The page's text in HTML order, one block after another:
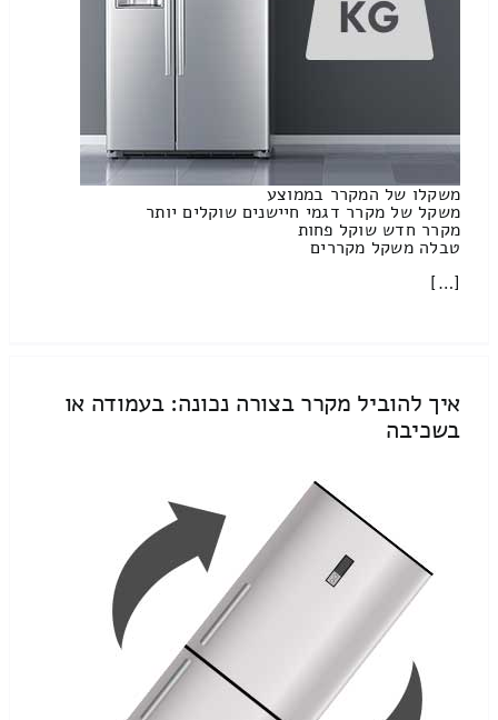
משקלו של המקרר בממוצע
משקל של מקרר דגמי חיישנים שוקלים יותר
מקרר חדש שוקל פחות
טבלה משקל מקררים
[…]
איך להוביל מקרר בצורה נכונה: בעמודה או
בשכיבה